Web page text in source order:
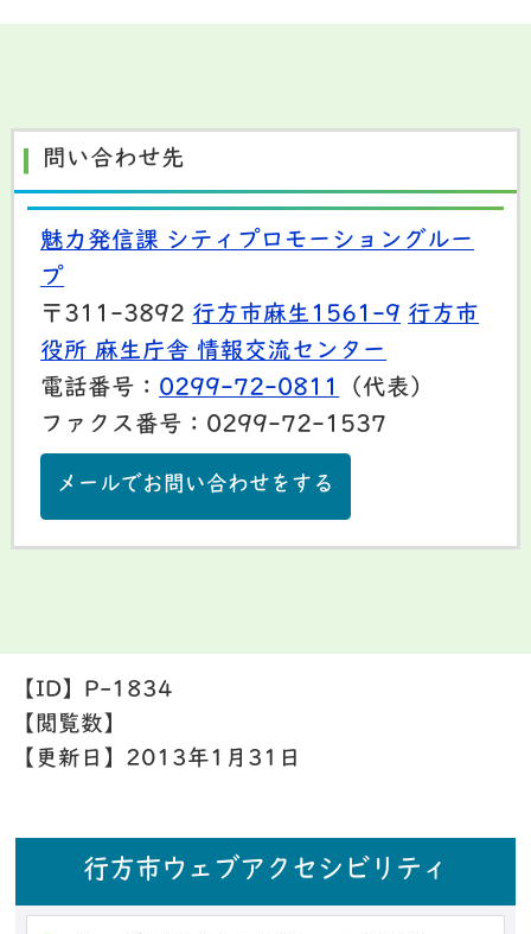
問い合わせ先
魅力発信課 シティプロモーショングルー
プ
〒311-3892 行方市麻生1561-9 行方市
役所 麻生庁舎 情報交流センター
電話番号： 0299-72-0811
（代表）
ファクス番号：0299-72-1537
メールでお問い合わせをする
【ID】 P-1834
【閲覧数】
【更新日】 2013年1月31日
行方市ウェブアクセシビリティ